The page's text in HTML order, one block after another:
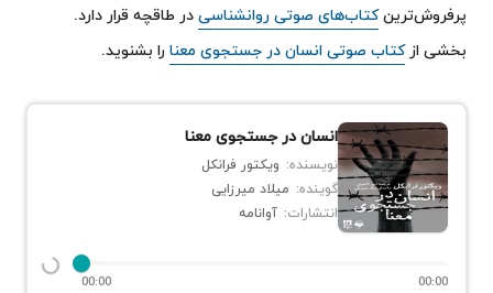
پرفروش‌ترینکتاب‌های صوتی روانشناسیدر طاقچه قرار دارد.
بخشی ازکتاب صوتی انسان در جستجوی معنا را بشنوید.
انسان در جستجوی معنا
نویسنده: ویکتور فرانکل
گوینده: میلاد میرزایی
انتشارات: آوانامه
00:00 00:00